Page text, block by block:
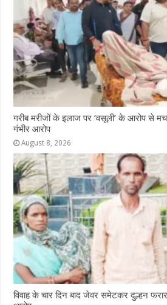
गरीब मरीजों के इलाज पर ‘वसूली’ के आरोप से
गंभीर आरोप
August 8, 2026
विवाह के चार दिन बाद जेवर समेटकर दुल्हन